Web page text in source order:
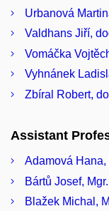
Urbanová
Valdhans Jiří,
Vomáčka
Vyhnánek
Zbíral Robert,
Assistant
Adamová Hana,
Bártů Josef,
Blažek Michal,